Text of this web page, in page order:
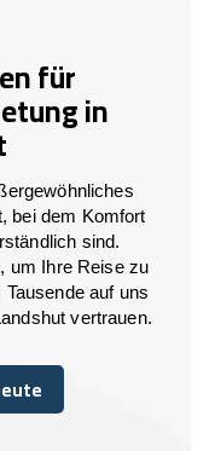
für
in
bei dem Komfort
sind.
um Ihre Reise zu
auf uns
vertrauen.